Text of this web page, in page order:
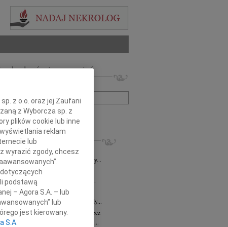
nekrologów i wspomnień
+ szukanie zaawansowane
Bydgoszcz
Kramkowskiej wraz z Rodziną wyrazy...
Bydgoszcz
Stanisławskiej oraz Jej Najbliższym...
Bydgoszcz
Skwierzyńskiej Członkini Rady...
Ostoja-Zagórski15.07.2026
Bydgoszcz
smutkiem żegnamy prof. dr. hab....
z o.o. oraz jej Zaufani
z Wyborcza sp. z
plików cookie lub inne
reklam
lub
wyrazić zgody, chcesz
podstawą
– Agora S.A. – lub
lub
jest kierowany.
S.A.